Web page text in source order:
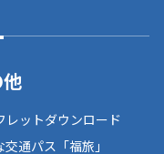
レットダウンロード
通パス「福旅」